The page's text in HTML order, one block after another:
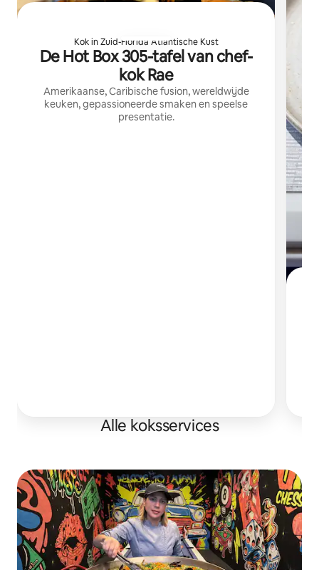
Kok in Zuid-Florida Atlantische Kust
De Hot Box 305-tafel van chef-
kok Rae
Amerikaanse, Caribische fusion, wereldwijde
keuken, gepassioneerde smaken en speelse
presentatie.
Alle koksservices